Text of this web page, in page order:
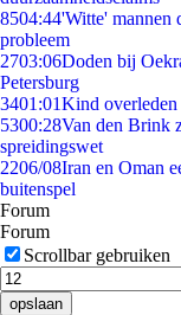
8504:44'Witte' mannen
probleem
2703:06Doden bij
Petersburg
3401:01Kind
5300:28Van den Brink
spreidingswet
2206/08Iran en Oman
buitenspel
Forum
Forum
Scrollbar gebruiken
opslaan